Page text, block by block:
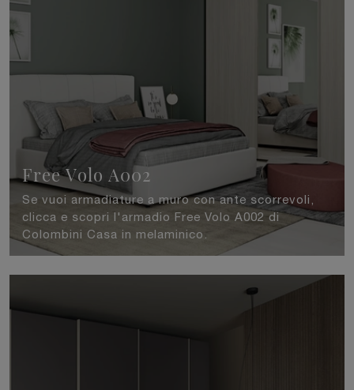
Free Volo A002
Se vuoi armadiature a muro con ante scorrevoli,
clicca e scopri l'armadio Free Volo A002 di
Colombini Casa in melaminico.